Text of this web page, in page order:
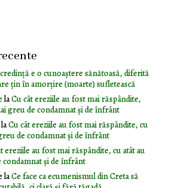
e o cunoaștere sănătoasă, diferită
țin în amorțire (moarte) sufletească
laCu cât ereziile au fost mai răspândite,
greu de condamnat și de înfrânt
Cu cât ereziile au fost mai răspândite, cu
de condamnat și de înfrânt
ereziile au fost mai răspândite, cu atât au
și de înfrânt
laCe face ca ecumenismul din Creta să